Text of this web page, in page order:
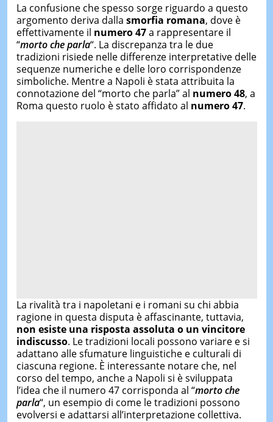
La confusione che spesso sorge riguardo a questo
argomento deriva dalla smorfia romana, dove è
effettivamente il numero 47a rappresentare il
“morto che parla“. La discrepanza tra le due
tradizioni risiede nelle differenze interpretative delle
sequenze numeriche e delle loro corrispondenze
simboliche. Mentre a Napoli è stata attribuita la
connotazione del “morto che parla” al numero 48, a
Roma questo ruolo è stato affidato al numero 47.
La rivalità tra i napoletani e i romani su chi abbia
ragione in questa disputa è affascinante, tuttavia,
non esiste una risposta assoluta o un vincitore
indiscusso. Le tradizioni locali possono variare e si
adattano alle sfumature linguistiche e culturali di
ciascuna regione. È interessante notare che, nel
corso del tempo, anche a Napoli si è sviluppata
l’idea che il numero 47 corrisponda al “morto che
parla“, un esempio di come le tradizioni possono
evolversi e adattarsi all’interpretazione collettiva.